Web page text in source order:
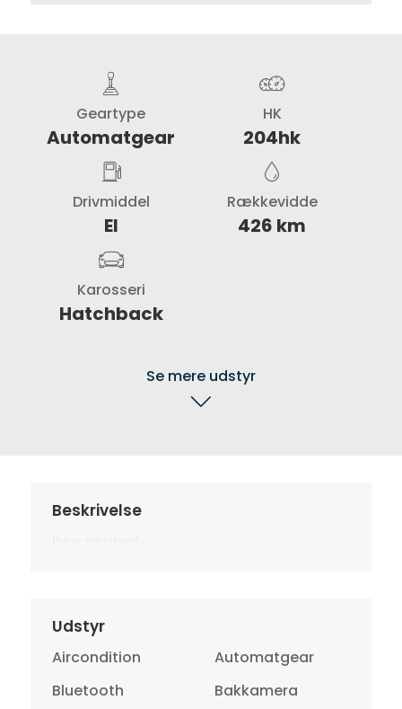
Geartype
Automatgear
HK
204hk
Drivmiddel
El
Rækkevidde
426 km
Karosseri
Hatchback
Se mere udstyr
Beskrivelse
Udstyr
Aircondition
Automatgear
Bluetooth
Bakkamera